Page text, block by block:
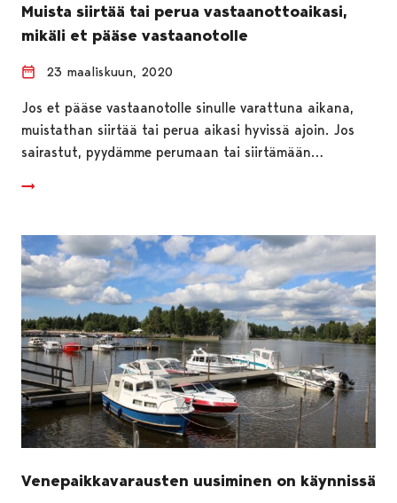
Muista siirtää tai perua vastaanottoaikasi,
mikäli et pääse vastaanotolle
23 maaliskuun, 2020
Jos et pääse vastaanotolle sinulle varattuna aikana,
muistathan siirtää tai perua aikasi hyvissä ajoin. Jos
sairastut, pyydämme perumaan tai siirtämään…
Venepaikkavarausten uusiminen on käynnissä